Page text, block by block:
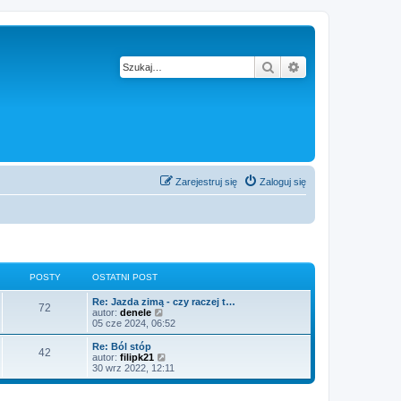
Szukaj
Zaloguj się
Zarejestruj się
POSTY OSTATNI POST
72
Re: Jazda zimą - czy raczej t…
autor: denele
y
ś
i
e
l
05 cze 2024, 06:52
42
Re: Ból stóp
autor: filipk21
y
ś
30 wrz 2022, 12:11